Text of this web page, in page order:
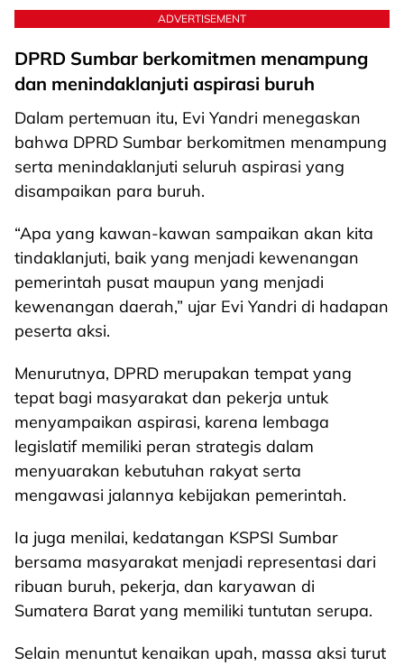
ADVERTISEMENT
DPRD Sumbar berkomitmen menampung
dan menindaklanjuti aspirasi buruh
Dalam pertemuan itu, Evi Yandri menegaskan
bahwa DPRD Sumbar berkomitmen menampung
serta menindaklanjuti seluruh aspirasi yang
disampaikan para buruh.
“Apa yang kawan-kawan sampaikan akan kita
tindaklanjuti, baik yang menjadi kewenangan
pemerintah pusat maupun yang menjadi
kewenangan daerah,” ujar Evi Yandri di hadapan
peserta aksi.
Menurutnya, DPRD merupakan tempat yang
tepat bagi masyarakat dan pekerja untuk
menyampaikan aspirasi, karena lembaga
legislatif memiliki peran strategis dalam
menyuarakan kebutuhan rakyat serta
mengawasi jalannya kebijakan pemerintah.
Ia juga menilai, kedatangan KSPSI Sumbar
bersama masyarakat menjadi representasi dari
ribuan buruh, pekerja, dan karyawan di
Sumatera Barat yang memiliki tuntutan serupa.
Selain menuntut kenaikan upah, massa aksi turut